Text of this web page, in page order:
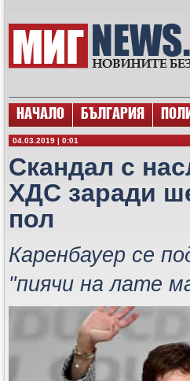
НАЧАЛО БЪЛГАРИЯ
04.03.2019 | 0:01
Скандал с
ХДС заради
пол
Каренбауер се
"пиячи на лате